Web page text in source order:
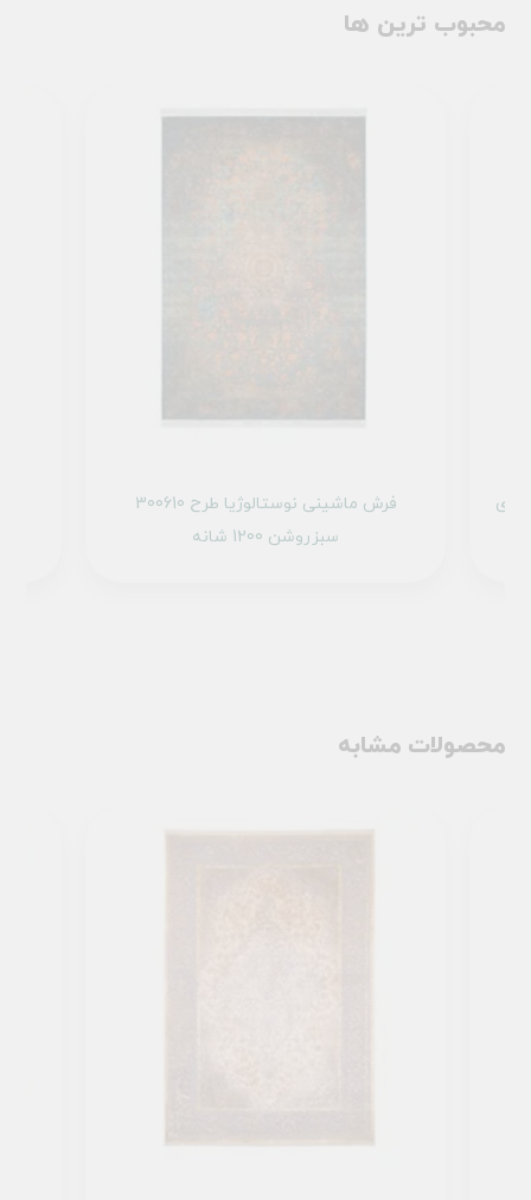
محبوب ترین ها
فرش ماشینی نوستالوژیا طرح 300610
سبزروشن 1200 شانه
نوستالوژیا طرح 300600 آجری
محصولات مشابه